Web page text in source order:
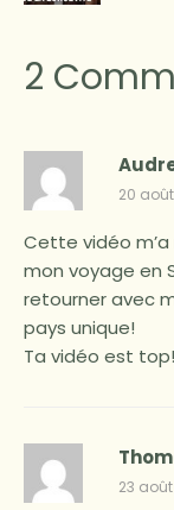
2
20
Cette vidéo
mon voyage en
retourner avec
pays unique!
Ta vidéo est top!
23 août